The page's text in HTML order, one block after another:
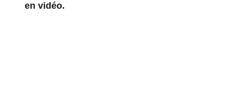
en vidéo.